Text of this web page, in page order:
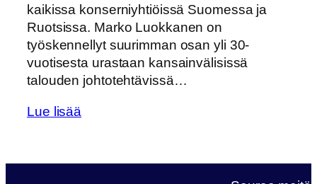
kaikissa konserniyhtiöissä Suomessa ja
Ruotsissa. Marko Luokkanen on
työskennellyt suurimman osan yli 30-
vuotisesta urastaan kansainvälisissä
talouden johtotehtävissä…
Lue lisää